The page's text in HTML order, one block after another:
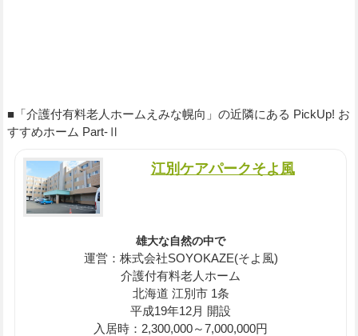
■「介護付有料老人ホームえみな幌向」の近隣にある PickUp! お
すすめホーム Part-Ⅱ
江別ケアパークそよ風
雄大な自然の中で
運営：株式会社SOYOKAZE(そよ風)
介護付有料老人ホーム
北海道 江別市 1条
平成19年12月 開設
入居時：2,300,000～7,000,000円